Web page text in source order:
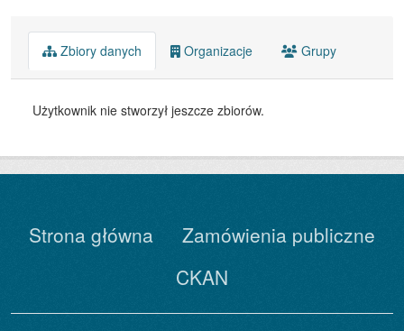
Zbiory danych Organizacje Grupy
Użytkownik nie stworzył jeszcze zbiorów.
Strona główna
Zamówienia publiczne
CKAN